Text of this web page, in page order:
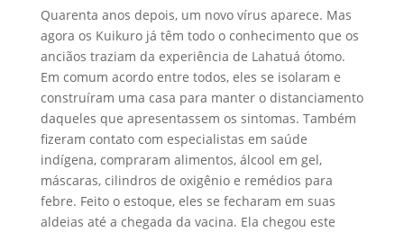
Quarenta anos depois, um novo vírus aparece. Mas
agora os Kuikuro já têm todo o conhecimento que os
anciãos traziam da experiência de Lahatuá ótomo.
Em comum acordo entre todos, eles se isolaram e
construíram uma casa para manter o distanciamento
daqueles que apresentassem os sintomas. Também
fizeram contato com especialistas em saúde
indígena, compraram alimentos, álcool em gel,
máscaras, cilindros de oxigênio e remédios para
febre. Feito o estoque, eles se fecharam em suas
aldeias até a chegada da vacina. Ela chegou este